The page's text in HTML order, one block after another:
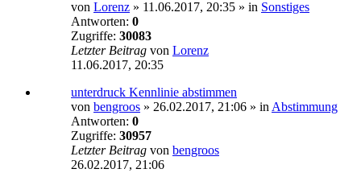
von Lorenz » 11.06.2017, 20:35 » in Sonstiges
Antworten: 0
Zugriffe: 30083
Letzter Beitrag von Lorenz
11.06.2017, 20:35
unterdruck Kennlinie abstimmen
von bengroos » 26.02.2017, 21:06 » in Abstimmung
Antworten: 0
Zugriffe: 30957
Letzter Beitrag von bengroos
26.02.2017, 21:06